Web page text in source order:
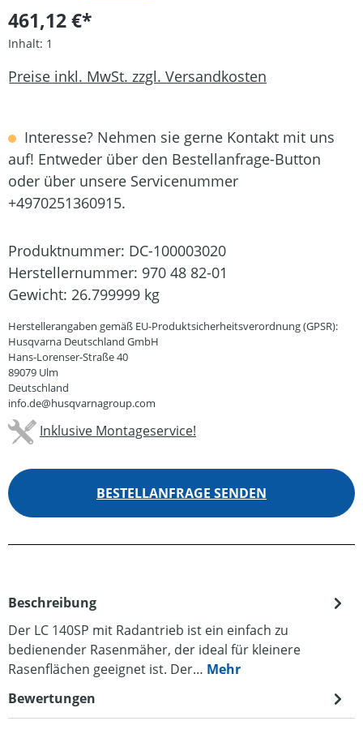
461,12 €*
Inhalt: 1
Preise inkl. MwSt. zzgl. Versandkosten
Interesse? Nehmen sie gerne Kontakt mit uns
auf! Entweder über den Bestellanfrage-Button
oder über unsere Servicenummer
+4970251360915.
Produktnummer: DC-100003020
Herstellernummer: 970 48 82-01
Gewicht: 26.799999 kg
Herstellerangaben gemäß EU-Produktsicherheitsverordnung (GPSR):
Husqvarna Deutschland GmbH
Hans-Lorenser-Straße 40
89079 Ulm
Deutschland
info.de@husqvarnagroup.com
Inklusive Montageservice!
BESTELLANFRAGE SENDEN
Beschreibung
Der LC 140SP mit Radantrieb ist ein einfach zu
bedienender Rasenmäher, der ideal für kleinere
Rasenflächen geeignet ist. Der… Mehr
Bewertungen